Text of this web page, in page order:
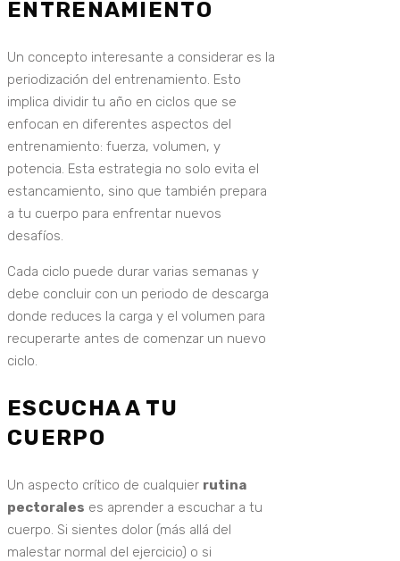
ENTRENAMIENTO
Un concepto interesante a considerar es la
periodización del entrenamiento. Esto
implica dividir tu año en ciclos que se
enfocan en diferentes aspectos del
entrenamiento: fuerza, volumen, y
potencia. Esta estrategia no solo evita el
estancamiento, sino que también prepara
a tu cuerpo para enfrentar nuevos
desafíos.
Cada ciclo puede durar varias semanas y
debe concluir con un periodo de descarga
donde reduces la carga y el volumen para
recuperarte antes de comenzar un nuevo
ciclo.
ESCUCHA A TU
CUERPO
Un aspecto crítico de cualquier rutina
pectorales es aprender a escuchar a tu
cuerpo. Si sientes dolor (más allá del
malestar normal del ejercicio) o si